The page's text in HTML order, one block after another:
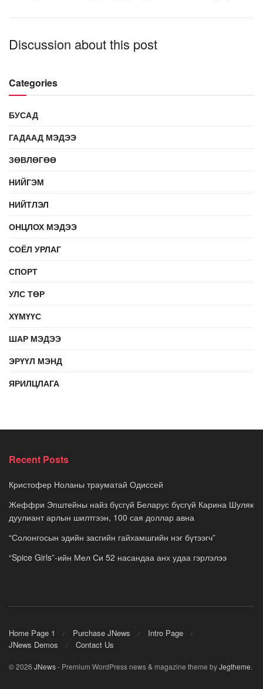
Discussion about this post
Categories
БУСАД
ГАДААД МЭДЭЭ
ЗӨВЛӨГӨӨ
НИЙГЭМ
НИЙТЛЭЛ
ОНЦЛОХ МЭДЭЭ
СОЁЛ УРЛАГ
СПОРТ
УЛС ТӨР
ХҮМҮҮС
ШАР МЭДЭЭ
ЭРҮҮЛ МЭНД
ЯРИЛЦЛАГА
Recent Posts
Кристофер Ноланы трауматай Одиссей
Жеффри Эпштейны найз бүсгүй Беларус бүсгүй Карина Шуляк
дуулиант арлын шилтгээн, 100 сая доллар авна
“Солонгосын эдийн засгийн гайхамшгийн нэг бүтээгч”
“Spice Girls”-ийн Мел Си 52 насандаа анх удаа гэрлэлээ
Home Page 1 Purchase JNews
Intro Page
JNews Demos
Contact Us
© 2026 JNews- Premium WordPress news & magazine theme byJegtheme.